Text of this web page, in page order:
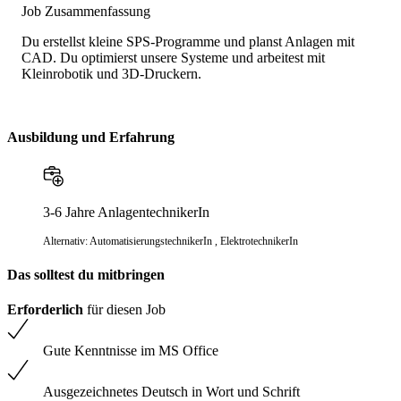
Job Zusammenfassung
Du erstellst kleine SPS-Programme und planst Anlagen mit
CAD. Du optimierst unsere Systeme und arbeitest mit
Kleinrobotik und 3D-Druckern.
Ausbildung und Erfahrung
3-6 Jahre AnlagentechnikerIn
Alternativ: AutomatisierungstechnikerIn , ElektrotechnikerIn
Das solltest du mitbringen
Erforderlich für diesen Job
Gute Kenntnisse im MS Office
Ausgezeichnetes Deutsch in Wort und Schrift